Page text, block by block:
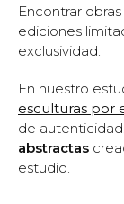
Encontrar
ediciones
exclusividad.
En nuestro
esculturas por
de
abstractas
estudio.